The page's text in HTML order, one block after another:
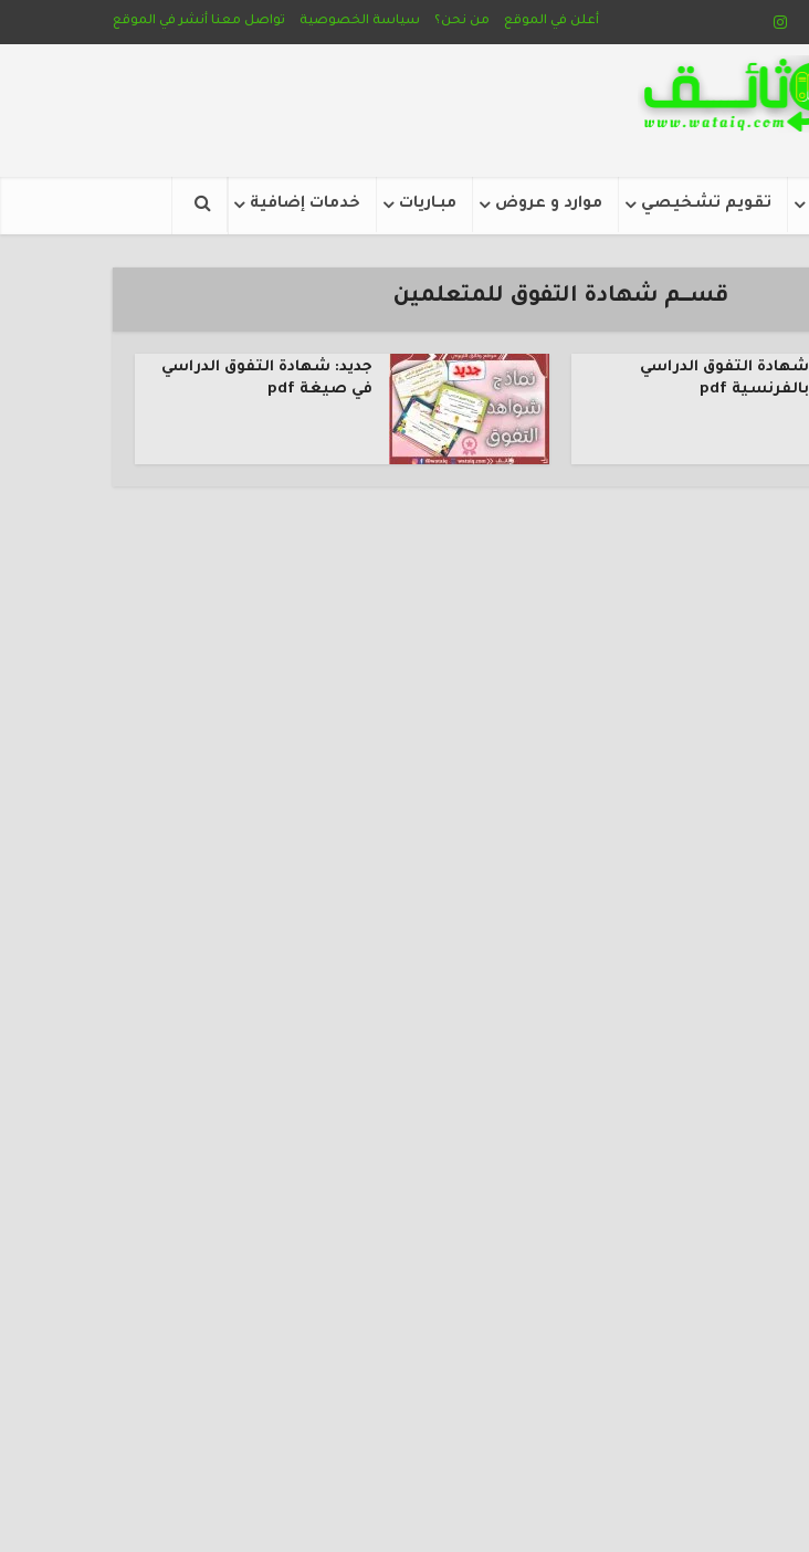
أعلن في الموقع من نحن؟ سياسة الخصوصية تواصل معنا أنشر في الموقع
تقويم تشخيصي موارد و عروض مبـاريات خدمات إضافية
قســــم شهادة التفوق للمتعلمين
شهادة التفوق الدراسي
بالفرنسية pdf
جديد: شهادة التفوق الدراسي
في صيغة pdf